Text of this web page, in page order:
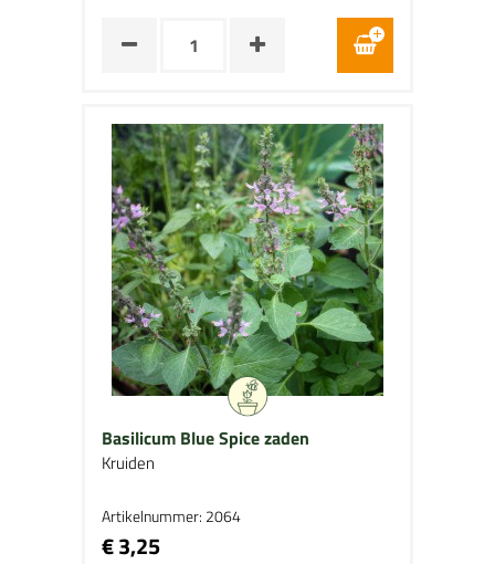
Basilicum Blue Spice zaden
Kruiden
Artikelnummer: 2064
€ 3,25